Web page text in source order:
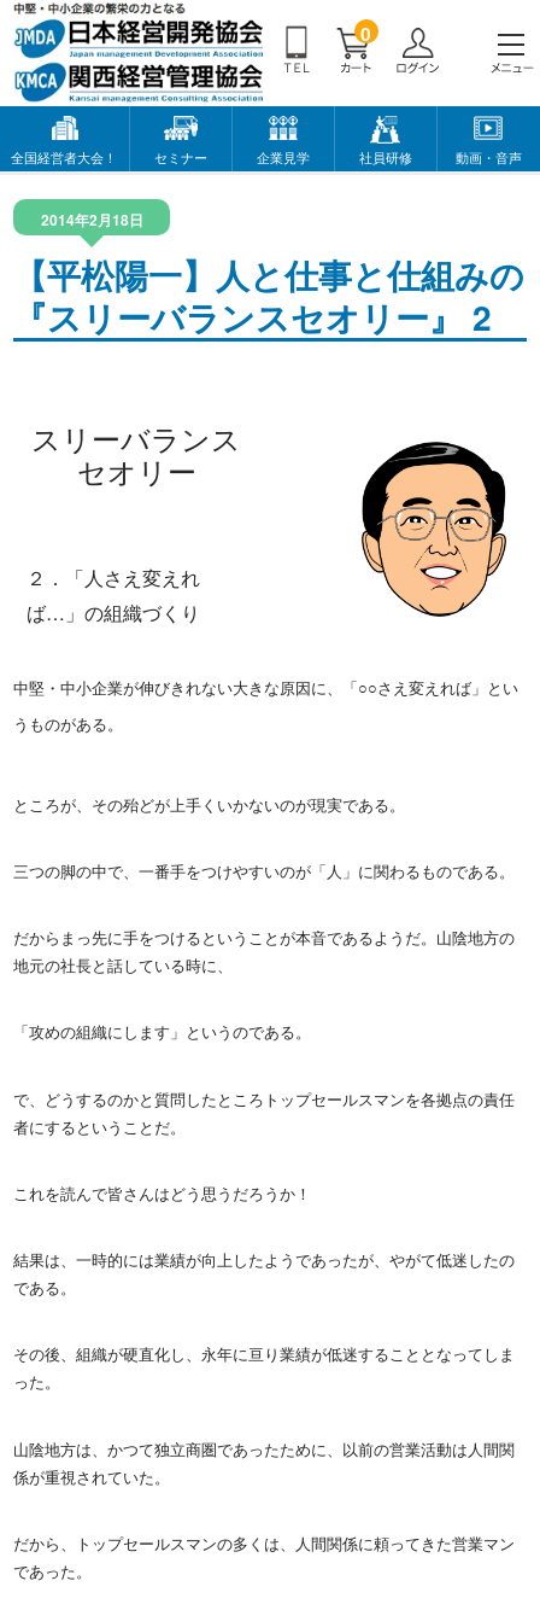
0
全国経営者大会！ セミナー 企業見学 社員研修 動画・音声
2014年2月18日
【平松陽一】人と仕事と仕組みの
『スリーバランスセオリー』 2
スリーバランス
セオリー
２．「人さえ変えれ
ば…」の組織づくり
中堅・中小企業が伸びきれない大きな原因に、「○○さえ変えれば」とい
うものがある。
ところが、その殆どが上手くいかないのが現実である。
三つの脚の中で、一番手をつけやすいのが「人」に関わるものである。
だからまっ先に手をつけるということが本音であるようだ。山陰地方の
地元の社長と話している時に、
「攻めの組織にします」というのである。
で、どうするのかと質問したところトップセールスマンを各拠点の責任
者にするということだ。
これを読んで皆さんはどう思うだろうか！
結果は、一時的には業績が向上したようであったが、やがて低迷したの
である。
その後、組織が硬直化し、永年に亘り業績が低迷することとなってしま
った。
山陰地方は、かつて独立商圏であったために、以前の営業活動は人間関
係が重視されていた。
だから、トップセールスマンの多くは、人間関係に頼ってきた営業マン
であった。